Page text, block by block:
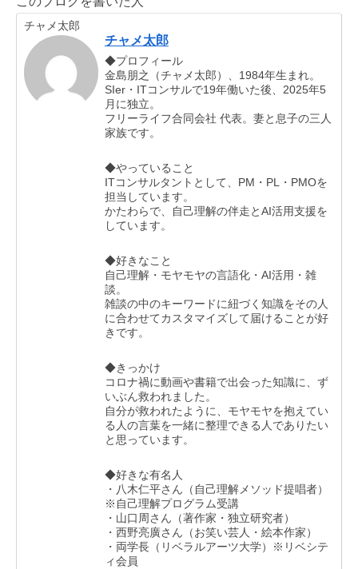
チャメ太郎
チャメ太郎
◆プロフィール
金島朋之（チャメ太郎）、1984年生まれ。
SIer・ITコンサルで19年働いた後、2025年5
月に独立。
フリーライフ合同会社 代表。妻と息子の三人
家族です。
◆やっていること
ITコンサルタントとして、PM・PL・PMOを
担当しています。
かたわらで、自己理解の伴走とAI活用支援を
しています。
◆好きなこと
自己理解・モヤモヤの言語化・AI活用・雑
談。
雑談の中のキーワードに紐づく知識をその人
に合わせてカスタマイズして届けることが好
きです。
◆きっかけ
コロナ禍に動画や書籍で出会った知識に、ず
いぶん救われました。
自分が救われたように、モヤモヤを抱えてい
る人の言葉を一緒に整理できる人でありたい
と思っています。
◆好きな有名人
・八木仁平さん（自己理解メソッド提唱者）
※自己理解プログラム受講
・山口周さん（著作家・独立研究者）
・西野亮廣さん（お笑い芸人・絵本作家）
・両学長（リベラルアーツ大学）※リベシテ
ィ会員